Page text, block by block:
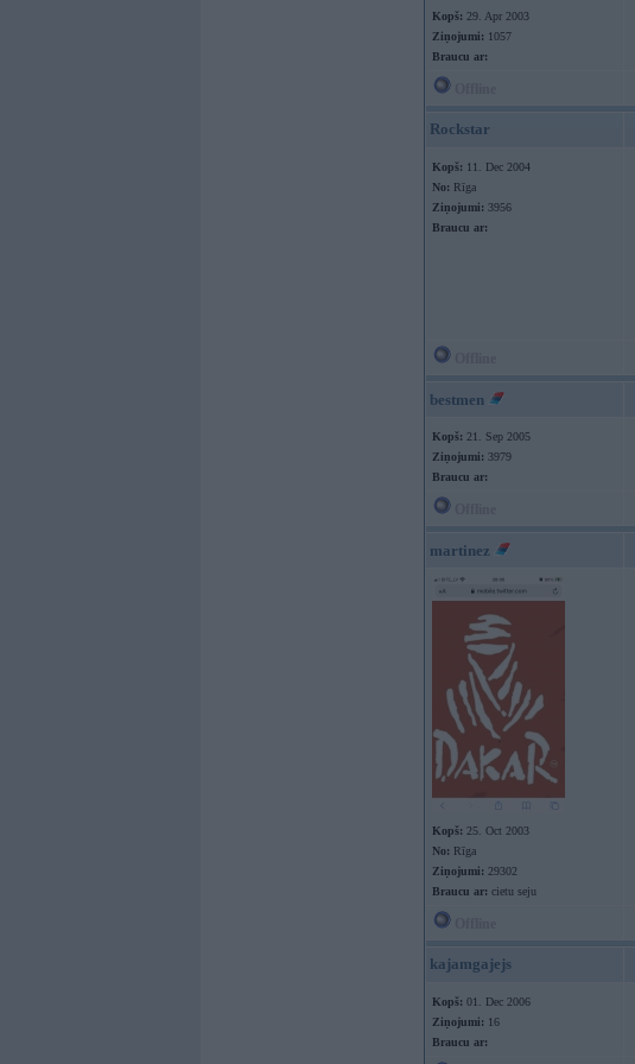
Kopš: 29. Apr 2003
Ziņojumi: 1057
Braucu ar:
Rockstar
Kopš: 11. Dec 2004
No: Rīga
Ziņojumi: 3956
Braucu ar:
bestmen
Kopš: 21. Sep 2005
Ziņojumi: 3979
Braucu ar:
martinez
Kopš: 25. Oct 2003
No: Rīga
Ziņojumi: 29302
Braucu ar: cietu seju
kajamgajejs
Kopš: 01. Dec 2006
Ziņojumi: 16
Braucu ar: